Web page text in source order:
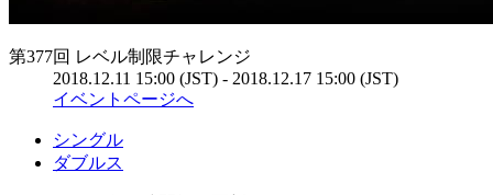
第377回 レベル制限チャレンジ
2018.12.11 15:00 (JST) - 2018.12.17 15:00 (JST)
イベントページへ
シングル
ダブルス